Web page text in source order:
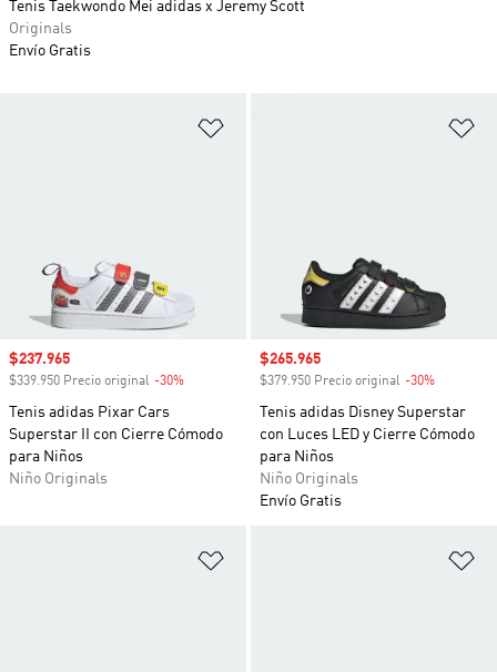
Precio de venta
$237.965
$339.950 Precio original -30%
Tenis adidas Pixar Cars
Superstar II con Cierre Cómodo
para Niños
Niño Originals
Precio de venta
$265.965
$379.950 Precio original -30%
Tenis adidas Disney Superstar
con Luces LED y Cierre Cómodo
para Niños
Niño Originals
Envío Gratis
Tenis Taekwondo Mei adidas x Jeremy Scott
Originals
Envío Gratis